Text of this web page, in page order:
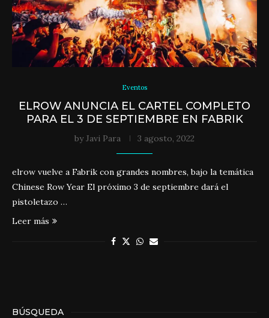
Eventos
ELROW ANUNCIA EL CARTEL COMPLETO
PARA EL 3 DE SEPTIEMBRE EN FABRIK
byJavi Para 3 agosto, 2022
elrow vuelve a Fabrik con grandes nombres, bajo la temática
Chinese Row Year El próximo 3 de septiembre dará el
pistoletazo …
Leer más
BÚSQUEDA